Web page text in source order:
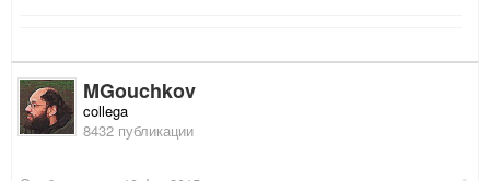
MGouchkov
collega
8432 публикации